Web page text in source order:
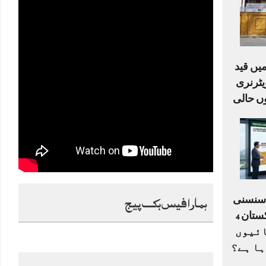
ہمارا فیس بک پیج
قید
حالی
سنسنی
خیز ڈرافٹ: کیا پاکستان 4
33 اکائیوں
ہے؟